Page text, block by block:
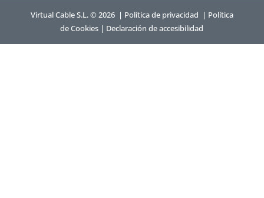
Virtual Cable S.L. © 2026 | Política de privacidad | Política
de Cookies | Declaración de accesibilidad